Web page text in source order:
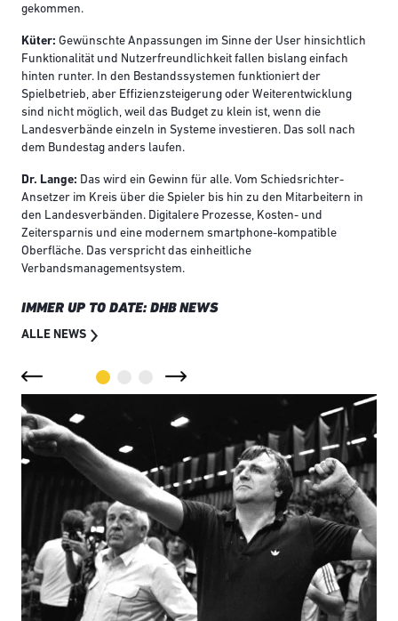
gekommen.
Küter: Gewünschte Anpassungen im Sinne der User hinsichtlich
Funktionalität und Nutzerfreundlichkeit fallen bislang einfach
hinten runter. In den Bestandssystemen funktioniert der
Spielbetrieb, aber Effizienzsteigerung oder Weiterentwicklung
sind nicht möglich, weil das Budget zu klein ist, wenn die
Landesverbände einzeln in Systeme investieren. Das soll nach
dem Bundestag anders laufen.
Dr. Lange: Das wird ein Gewinn für alle. Vom Schiedsrichter-
Ansetzer im Kreis über die Spieler bis hin zu den Mitarbeitern in
den Landesverbänden. Digitalere Prozesse, Kosten- und
Zeitersparnis und eine modernem smartphone-kompatible
Oberfläche. Das verspricht das einheitliche
Verbandsmanagementsystem.
IMMER UP TO DATE: DHB NEWS
ALLE NEWS